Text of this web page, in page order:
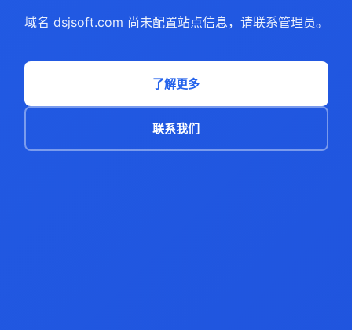
域名 dsjsoft.com 尚未配置站点信息，请联系管理员。
了解更多
联系我们